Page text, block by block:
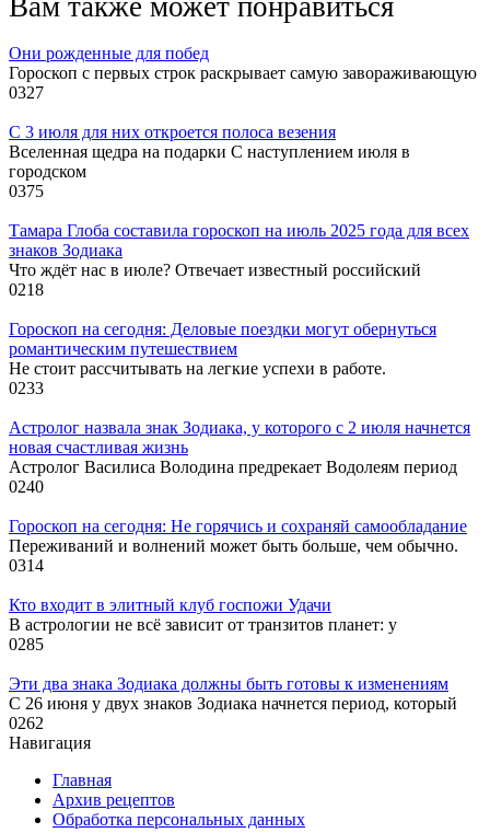
Они рожденные для побед
Гороскоп с первых строк раскрывает самую завораживающую
0327
С 3 июля для них откроется полоса везения
Вселенная щедра на подарки С наступлением июля в
городском
0375
Тамара Глоба составила гороскоп на июль 2025 года для всех
знаков Зодиака
Что ждёт нас в июле? Отвечает известный российский
0218
Гороскоп на сегодня: Деловые поездки могут обернуться
романтическим путешествием
Не стоит рассчитывать на легкие успехи в работе.
0233
Астролог назвала знак Зодиака, у которого с 2 июля начнется
новая счастливая жизнь
Астролог Василиса Володина предрекает Водолеям период
0240
Гороскоп на сегодня: Не горячись и сохраняй самообладание
Переживаний и волнений может быть больше, чем обычно.
0314
Кто входит в элитный клуб госпожи Удачи
В астрологии не всё зависит от транзитов планет: у
0285
Эти два знака Зодиака должны быть готовы к изменениям
С 26 июня у двух знаков Зодиака начнется период, который
0262
Навигация
Главная
Архив рецептов
Обработка персональных данных